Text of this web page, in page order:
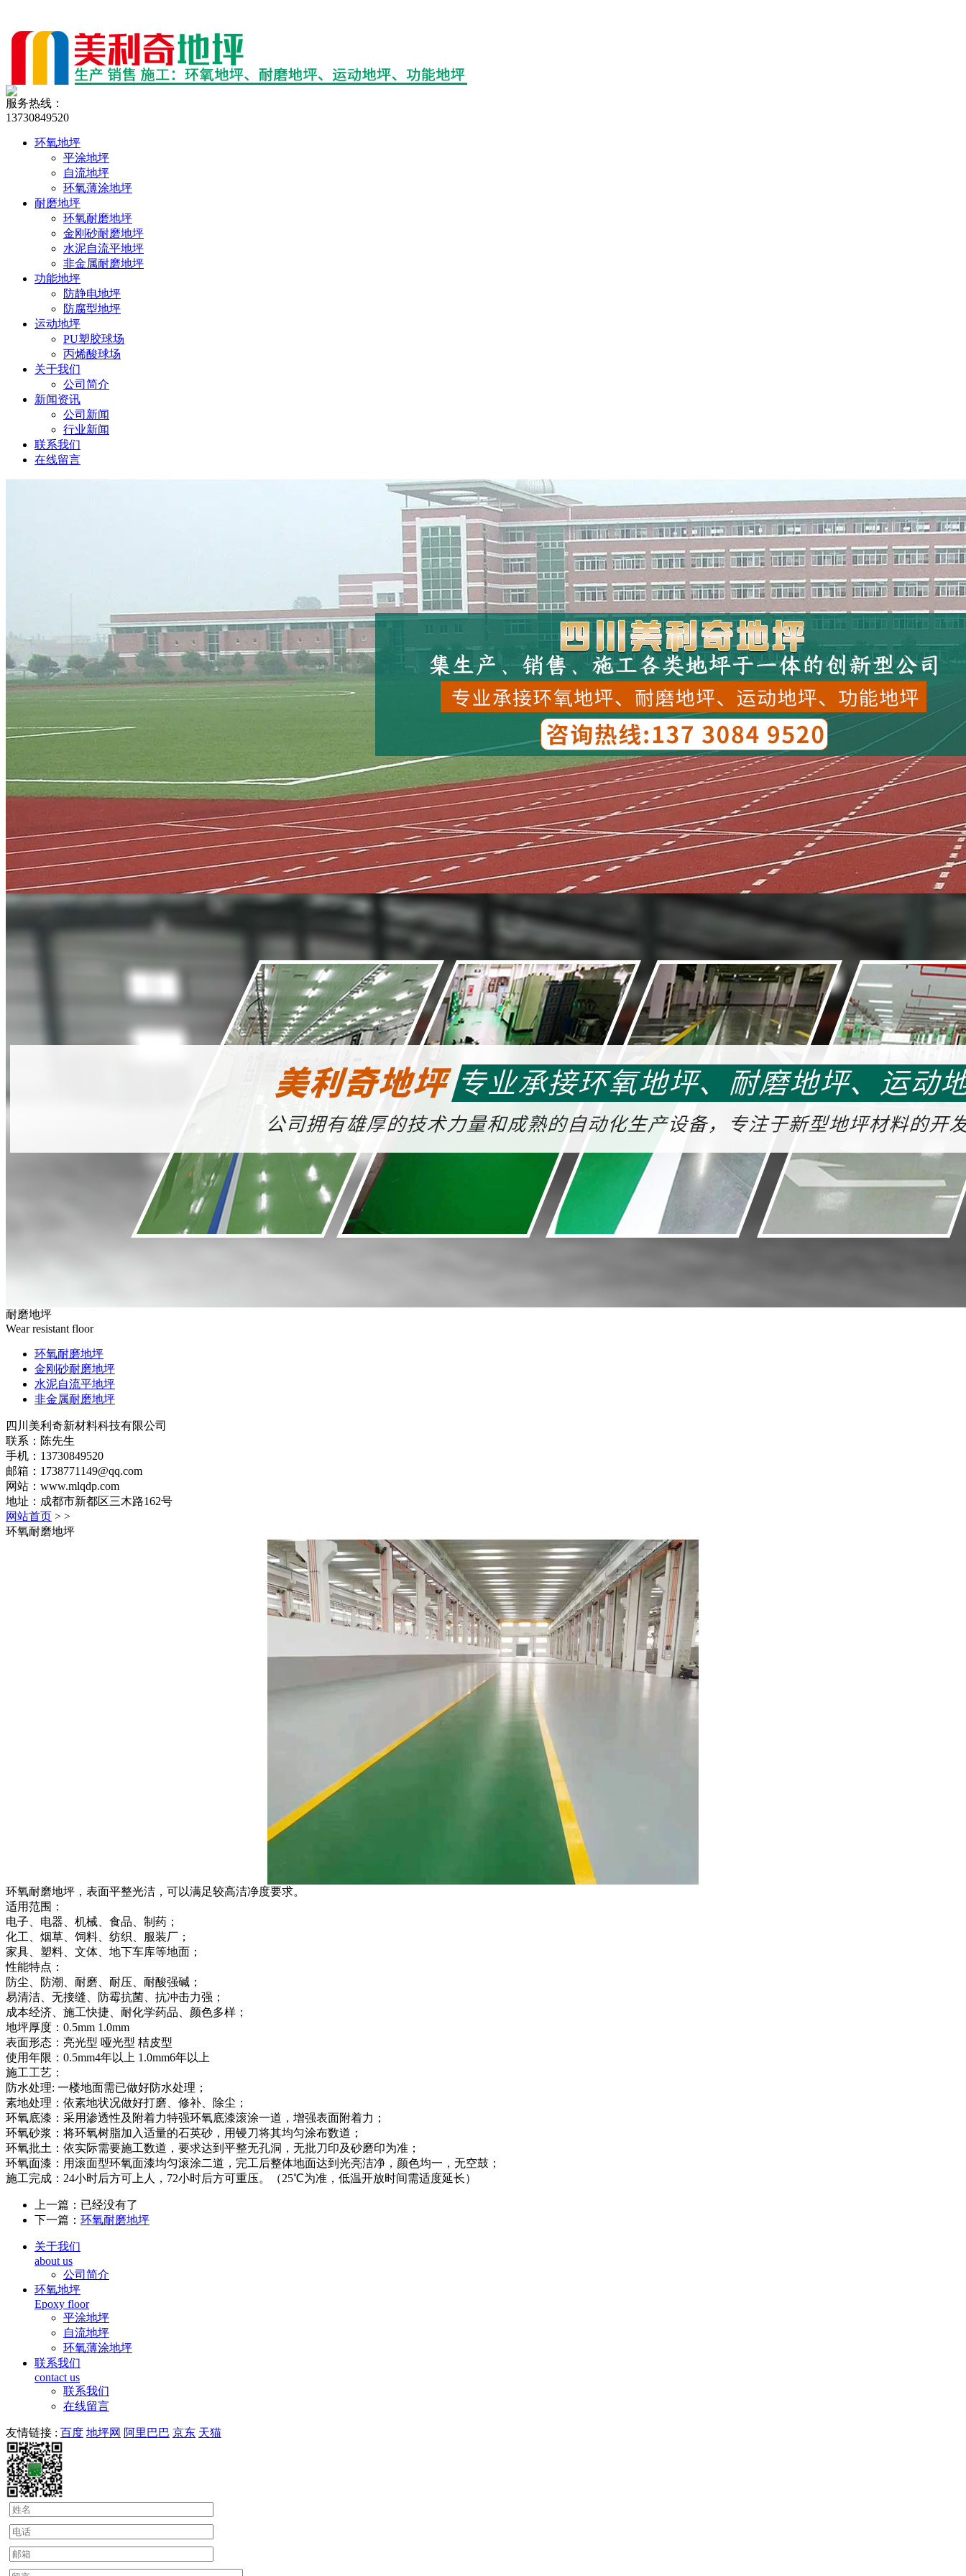
服务热线：
13730849520
环氧地坪
平涂地坪
自流地坪
环氧薄涂地坪
耐磨地坪
环氧耐磨地坪
金刚砂耐磨地坪
水泥自流平地坪
非金属耐磨地坪
功能地坪
防静电地坪
防腐型地坪
运动地坪
PU塑胶球场
丙烯酸球场
关于我们
公司简介
新闻资讯
公司新闻
行业新闻
联系我们
在线留言
耐磨地坪
Wear resistant floor
环氧耐磨地坪
金刚砂耐磨地坪
水泥自流平地坪
非金属耐磨地坪
四川美利奇新材料科技有限公司
联系：陈先生
手机：13730849520
邮箱：1738771149@qq.com
网站：www.mlqdp.com
地址：成都市新都区三木路162号
网站首页 > >
环氧耐磨地坪
环氧耐磨地坪，表面平整光洁，可以满足较高洁净度要求。
适用范围：
电子、电器、机械、食品、制药；
化工、烟草、饲料、纺织、服装厂；
家具、塑料、文体、地下车库等地面；
性能特点：
防尘、防潮、耐磨、耐压、耐酸强碱；
易清洁、无接缝、防霉抗菌、抗冲击力强；
成本经济、施工快捷、耐化学药品、颜色多样；
地坪厚度：0.5mm 1.0mm
表面形态：亮光型 哑光型 桔皮型
使用年限：0.5mm4年以上 1.0mm6年以上
施工工艺：
防水处理: 一楼地面需已做好防水处理；
素地处理：依素地状况做好打磨、修补、除尘；
环氧底漆：采用渗透性及附着力特强环氧底漆滚涂一道，增强表面附着力；
环氧砂浆：将环氧树脂加入适量的石英砂，用镘刀将其均匀涂布数道；
环氧批土：依实际需要施工数道，要求达到平整无孔洞，无批刀印及砂磨印为准；
环氧面漆：用滚面型环氧面漆均匀滚涂二道，完工后整体地面达到光亮洁净，颜色均一，无空鼓；
施工完成：24小时后方可上人，72小时后方可重压。（25℃为准，低温开放时间需适度延长）
上一篇：已经没有了
下一篇： 环氧耐磨地坪
关于我们
about us
公司简介
环氧地坪
Epoxy floor
平涂地坪
自流地坪
环氧薄涂地坪
联系我们
contact us
联系我们
在线留言
友情链接 : 百度 地坪网 阿里巴巴 京东 天猫